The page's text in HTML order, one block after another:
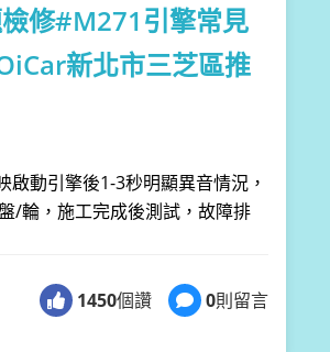
修#M271引擎常見
新北市三芝區推
動引擎後1-3秒明顯異音情況，
/輪，施工完成後測試，故障排
1450個讚 0則留言